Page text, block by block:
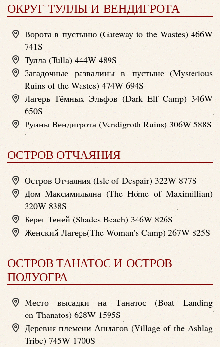
ОКРУГ ТУЛЛЫ И ВЕНДИГРОТА
Ворота в пустыню (Gateway to the Wastes) 466W
741S
Тулла (Tulla) 444W 489S
Загадочные развалины в пустыне (Mysterious
Ruins of the Wastes) 474W 694S
Лагерь Тёмных Эльфов (Dark Elf Camp) 346W
650S
Руины Вендигрота (Vendigroth Ruins) 306W 588S
ОСТРОВ ОТЧАЯНИЯ
Остров Отчаяния (Isle of Despair) 322W 877S
Дом Максимильяна (The Home of Maximillian)
320W 838S
Берег Теней (Shades Beach) 346W 826S
Женский Лагерь(The Woman’s Camp) 267W 825S
ОСТРОВ ТАНАТОС И ОСТРОВ
ПОЛУОГРА
Место высадки на Танатос (Boat Landing
on Thanatos) 628W 1595S
Деревня племени Ашлагов (Village of the Ashlag
Tribe) 745W 1700S